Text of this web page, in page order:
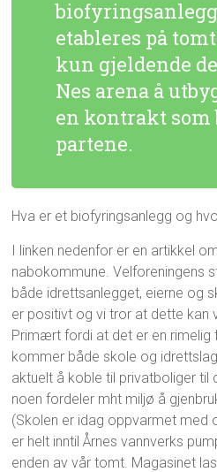
etableres på
kun gjeldende
Nes arena å
en kontrakt som
partene.
Hva er et biofyringsanlegg og
I linken nedenfor er en artikkel
nabokommune. Velforeningens
både idrettsanlegget, eierne og
er positivt og vi tror at dette kan
Primært fordi at det er en rimelig
kommer både skole og
aktuelt å koble til privatboliger til
noen fordeler mht miljø å
(Skolen er idag oppvarmet med
er helt inntil Årnes vannverks
enden av vår tomt. Magasinet